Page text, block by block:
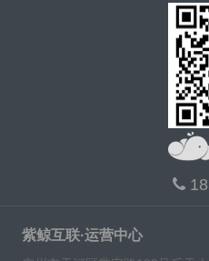
紫鲸互联·运营中心